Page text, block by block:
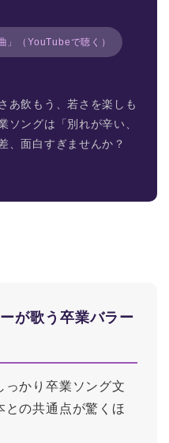
」（YouTubeで聴く）
あ飲もう、若さを楽しも
ソングは「別れが辛い、
、面白すぎませんか？
が歌う卒業バラー
っかり卒業ソング文
の共通点が驚くほ